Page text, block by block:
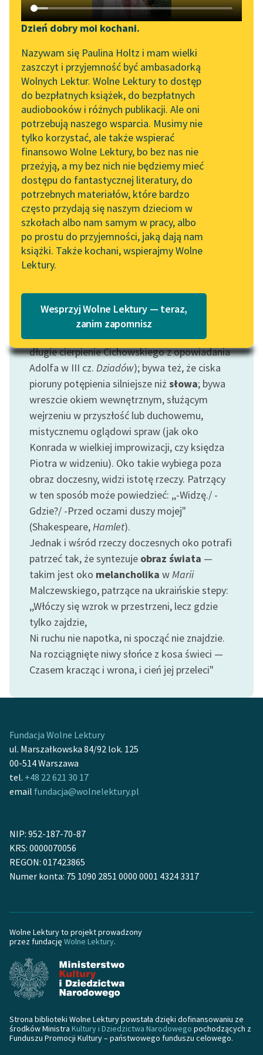
Katalog DAISY
Podkasty o książkach
Zgłoś brak utworu
Aktualności
„Prokurator Alicja Horn”
do słuchania
Byliśmy częścią AI Impact
Lab
Zapraszamy na spotkanie
online z tłumaczkami
literatury skandynawskiej
Spotkanie z Katarzyną
Tunkiel w Oslo
102. lata temu zmarł
Joseph Conrad
Lektury szkolne i klasyka
literatury do słuchania dla
uczennic i uczniów z
niepełnosprawnościami
E-kolekcja lektur
szkolnych i literatury do
słuchania dla uczennic i
uczniów z
niepełnosprawnościami
Feministyczne inspiracje.
Popularyzacja
skandynawskiej literatury
feministycznej
Ręce pełne poezji
Kolekcje edukacyjne
twórców przechodzących
do domeny publicznej,
lektur szkolnych oraz
Starego Testamentu
Odkurzamy bohaterów
Szkoła Poezji Wolnych
Lektur
Narzędzia
Mapa Wolnych Lektur
Leśmianator
Przewodnik dla piszących i
czytających
API
OAI-PMH
Widget Wolnych Lektur
Przypisy
Katalog w formacie PDF
O nas
O projekcie
Zespół
Wolnych Lektur
Logotypy
Materiały promocyjne
Dane fundacji i
sprawozdania finansowe
Regulamin darowizn
wrażliwych
Deklaracja dostępności
Dzień dobry moi kochani.
Nazywam się Paulina Holtz i mam wielki
zaszczyt i przyjemność być ambasadorką
Wolnych Lektur. Wolne Lektury to dostęp
do bezpłatnych książek, do bezpłatnych
audiobooków i różnych publikacji. Ale oni
potrzebują naszego wsparcia. Musimy nie
tylko korzystać, ale także wspierać
finansowo Wolne Lektury, bo bez nas nie
przeżyją, a my bez nich nie będziemy mieć
dostępu do fantastycznej literatury, do
potrzebnych materiałów, które bardzo
często przydają się naszym dzieciom w
szkołach albo nam samym w pracy, albo
po prostu do przyjemności, jaką dają nam
książki. Także kochani, wspierajmy Wolne
Lektury.
Wesprzyj Wolne Lektury — teraz,
zanim zapomnisz
Bolesław Leśmian
Nieznana podróż
Sindbada Żeglarza
Gdy, biegnącemu w
świateł gmatwaninie,
Już się pół nieba
nagromadzi w oku,
To mu z...
Czytaj więcej
Motyw: Oko
Oko bywa lustrem (czy: oknem)
zapisują się przeżycia człowieka (takie jak np.
długie cierpienie Cichowskiego z opowiadania
Adolfa w III cz. Dziadów); bywa też, że ciska
pioruny potępienia silniejsze niż słowa; bywa
wreszcie okiem wewnętrznym, służącym
wejrzeniu w przyszłość lub duchowemu,
mistycznemu oglądowi spraw (jak oko
Konrada w wielkiej improwizacji, czy księdza
Piotra w widzeniu). Oko takie wybiega poza
obraz doczesny, widzi istotę rzeczy. Patrzący
w ten sposób może powiedzieć: ,,-Widzę./ -
Gdzie?/ -Przed oczami duszy mojej"
(Shakespeare,Hamlet).
Jednak i wśród rzeczy doczesnych oko potrafi
patrzeć tak, że syntezuje obraz świata —
takim jest oko melancholika wMarii
Malczewskiego, patrzące na ukraińskie stepy:
,,Włóczy się wzrok w przestrzeni, lecz gdzie
tylko zajdzie,
Ni ruchu nie napotka, ni spocząć nie znajdzie.
Na rozciągnięte niwy słońce z kosa świeci —
Czasem kracząc i wrona, i cień jej przeleci"
Fundacja Wolne Lektury
ul. Marszałkowska 84/92 lok. 125
00-514 Warszawa
tel. +48 22 621 30 17
email fundacja@wolnelektury.pl
NIP: 952-187-70-87
KRS: 0000070056
REGON: 017423865
Numer konta: 75 1090 2851 0000 0001 4324 3317
Wolne Lektury to projekt prowadzony
przez fundację Wolne Lektury.
Strona biblioteki Wolne Lektury powstała dzięki dofinansowaniu ze
środków Ministra Kultury i Dziedzictwa Narodowego pochodzących z
Funduszu Promocji Kultury – państwowego funduszu celowego.